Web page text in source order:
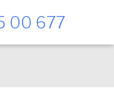
00 677